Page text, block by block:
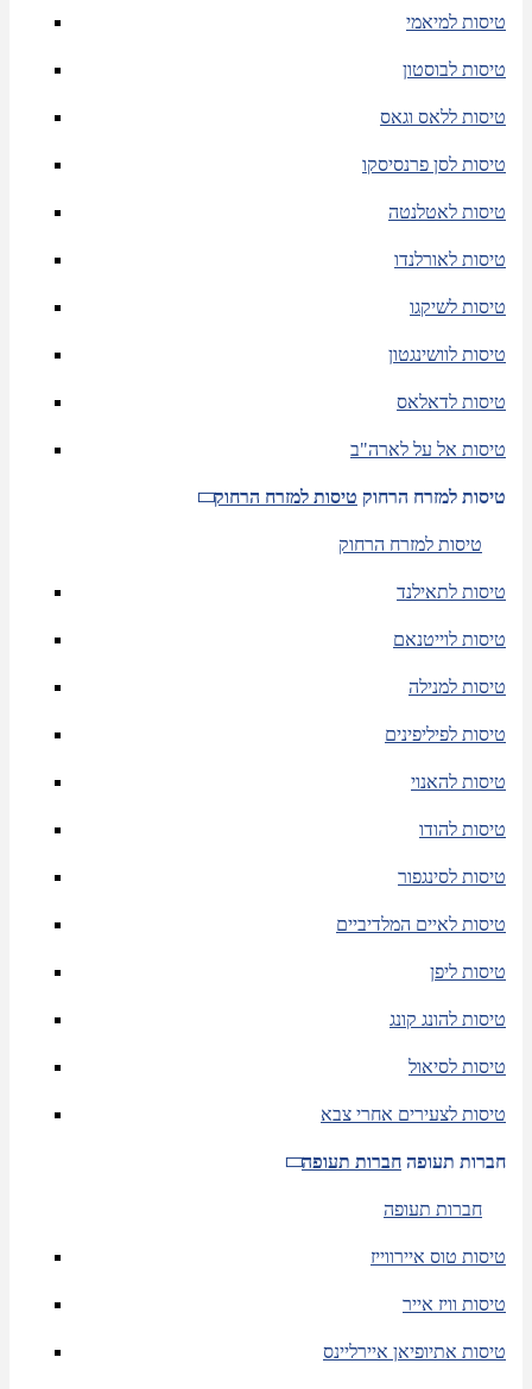
טיסות למיאמי
טיסות לבוסטון
טיסות ללאס וגאס
טיסות לסן פרנסיסקו
טיסות לאטלנטה
טיסות לאורלנדו
טיסות לשיקגו
טיסות לוושינגטון
טיסות לדאלאס
טיסות אל על לארה"ב
טיסות למזרח הרחוק טיסות למזרח הרחוק
טיסות למזרח הרחוק
טיסות לתאילנד
טיסות לוייטנאם
טיסות למנילה
טיסות לפיליפינים
טיסות להאנוי
טיסות להודו
טיסות לסינגפור
טיסות לאיים המלדיביים
טיסות ליפן
טיסות להונג קונג
טיסות לסיאול
טיסות לצעירים אחרי צבא
חברות תעופה חברות תעופה
חברות תעופה
טיסות טוס איירווייז
טיסות וויז אייר
טיסות אתיופיאן איירליינס